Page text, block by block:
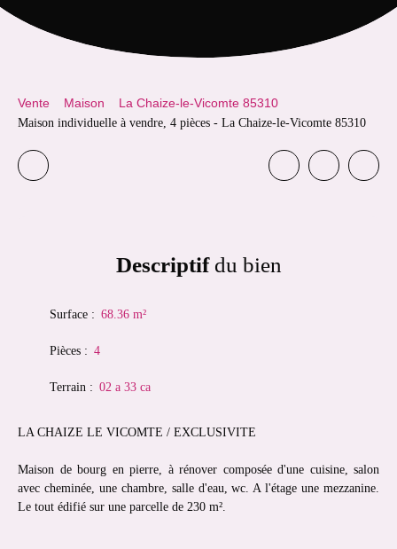
Vente Maison
La Chaize-le-Vicomte 85310
Maison individuelle à vendre, 4 pièces - La Chaize-le-Vicomte 85310
Descriptifdu bien
Surface : 68.36 m²
Pièces : 4
Terrain : 02 a 33 ca
LA CHAIZE LE VICOMTE / EXCLUSIVITE
Maison de bourg en pierre, à rénover composée d'une cuisine, salon
avec cheminée, une chambre, salle d'eau, wc. A l'étage une mezzanine.
Le tout édifié sur une parcelle de 230 m².